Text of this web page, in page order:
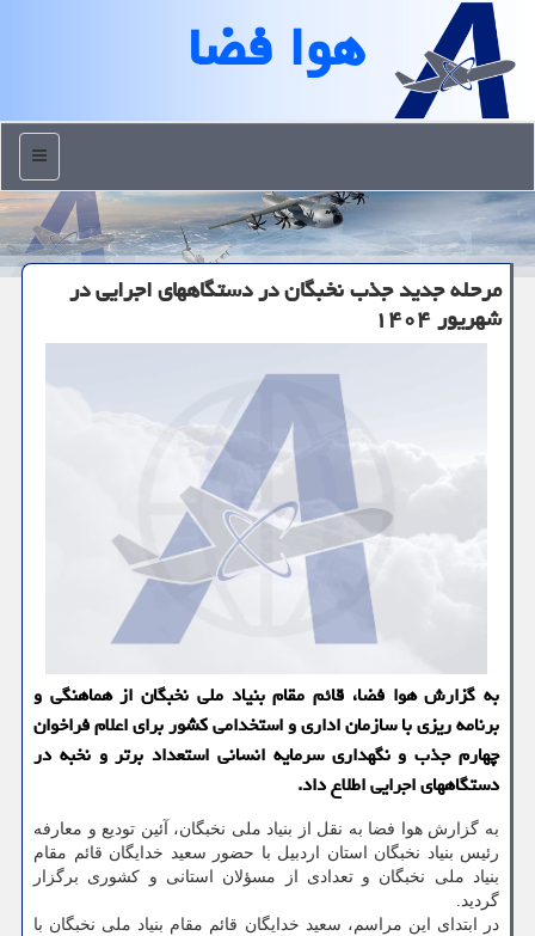
هوا فضا
منو
مرحله جدید جذب نخبگان در دستگاههای اجرایی در
شهریور ۱۴۰۴
به گزارش هوا فضا، قائم مقام بنیاد ملی نخبگان از هماهنگی و
برنامه ریزی با سازمان اداری و استخدامی کشور برای اعلام فراخوان
چهارم جذب و نگهداری سرمایه انسانی استعداد برتر و نخبه در
دستگاههای اجرایی اطلاع داد.
به گزارش هوا فضا به نقل از بنیاد ملی نخبگان، آئین تودیع و معارفه
رئیس بنیاد نخبگان استان اردبیل با حضور سعید خدایگان قائم مقام
بنیاد ملی نخبگان و تعدادی از مسؤلان استانی و کشوری برگزار
گردید.
در ابتدای این مراسم، سعید خدایگان قائم مقام بنیاد ملی نخبگان با